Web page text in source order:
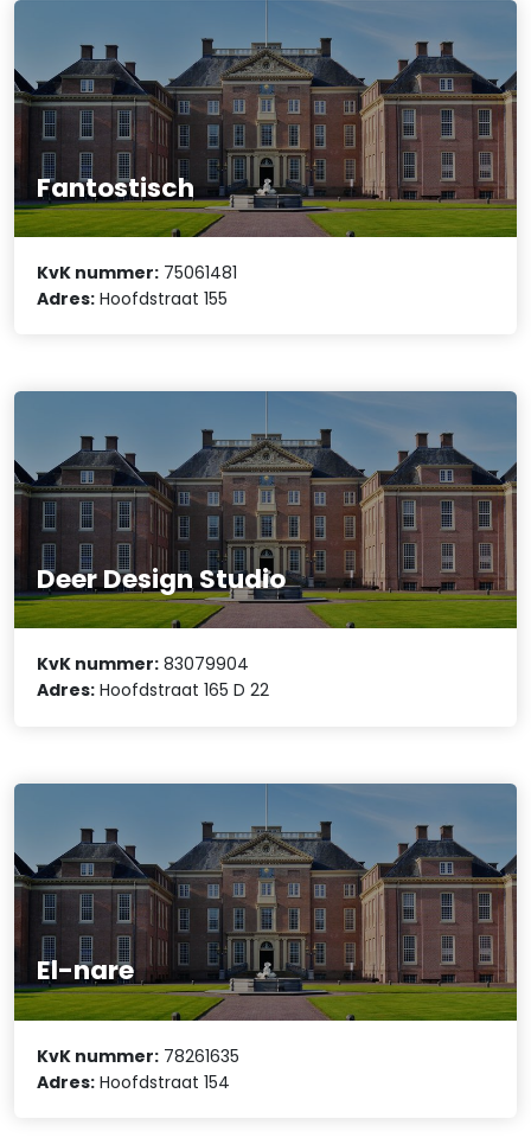
Fantostisch
KvK nummer: 75061481
Adres: Hoofdstraat 155
Deer Design Studio
KvK nummer: 83079904
Adres: Hoofdstraat 165 D 22
El-nare
KvK nummer: 78261635
Adres: Hoofdstraat 154